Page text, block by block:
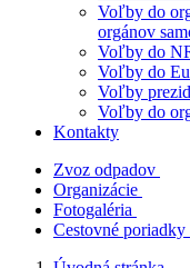
Voľby do
orgánov
Voľby do
Voľby do
Voľby
Voľby do
Kontakty
Zvoz odpadov
Organizácie
Fotogaléria
Cestovné poriadky